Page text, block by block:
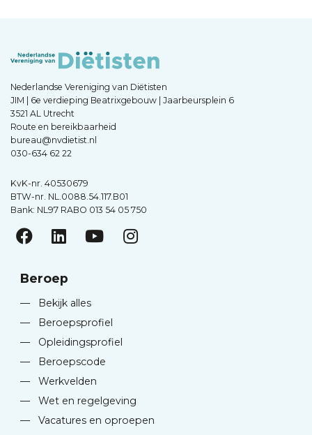
Nederlandse Vereniging van Diëtisten
JIM | 6e verdieping Beatrixgebouw | Jaarbeursplein 6
3521 AL Utrecht
Route en bereikbaarheid
bureau@nvdietist.nl
030-634 62 22
KvK-nr. 40530679
BTW-nr. NL.0088.54.117.B01
Bank: NL97 RABO 013 54 05 750
Beroep
—
Bekijk alles
—
Beroepsprofiel
—
Opleidingsprofiel
—
Beroepscode
—
Werkvelden
—
Wet en regelgeving
—
Vacatures en oproepen